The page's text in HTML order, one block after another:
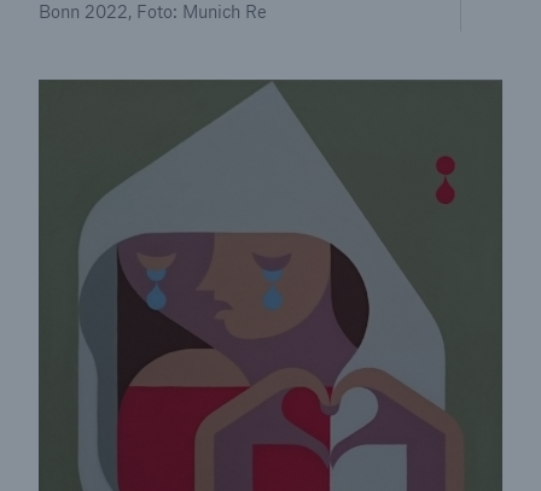
Bonn 2022, Foto: Munich Re
Rückversicherung Leben/Gesundheit
MIRA Digital Suite